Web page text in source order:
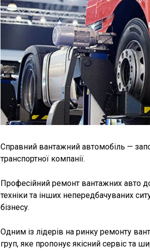
Справний вантажний автомобіль —
транспортної компанії.
Професійний ремонт вантажних авто
техніки та інших непередбачуваних
бізнесу.
Одним із лідерів на ринку ремонту
груп, яке пропонує якісний сервіс та